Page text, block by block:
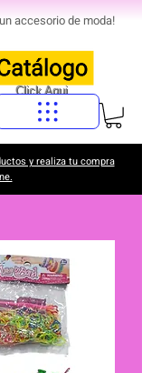
accesorio de moda!
Click Aqui
y realiza tu compra